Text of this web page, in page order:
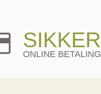
SIKKER
ONLINE BETALING